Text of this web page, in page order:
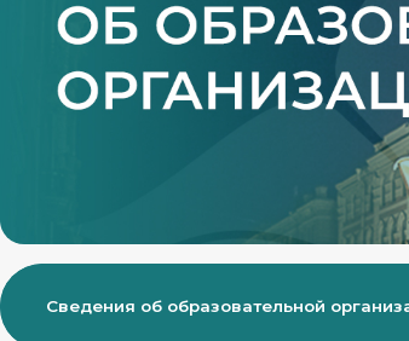
Сведения об образовательной